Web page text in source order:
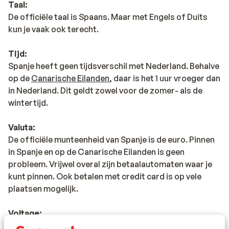
jouw volgende vakantiebestemming?
Taal:
De officiële taal is Spaans. Maar met Engels of Duits
kun je vaak ook terecht.
Tijd:
Spanje heeft geen tijdsverschil met Nederland. Behalve
op de Canarische Eilanden, daar is het 1 uur vroeger dan
in Nederland. Dit geldt zowel voor de zomer- als de
wintertijd.
Valuta:
De officiële munteenheid van Spanje is de euro. Pinnen
in Spanje en op de Canarische Eilanden is geen
probleem. Vrijwel overal zijn betaalautomaten waar je
kunt pinnen. Ook betalen met credit card is op vele
plaatsen mogelijk.
Voltage:
Het voltage is net als in Nederland 220 volt. Het